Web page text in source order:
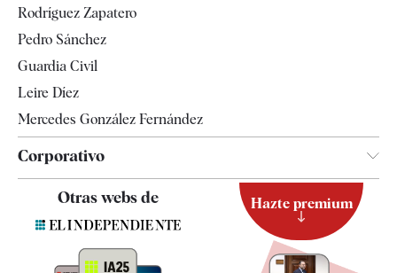
Televisión
Rodríguez Zapatero
Pedro Sánchez
Guardia Civil
Leire Díez
Mercedes González Fernández
Corporativo
Contacto
Otras webs de Hazte premium